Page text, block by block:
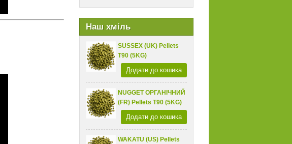
Наш хміль
SUSSEX (UK) Pellets
T90 (5KG)
Додати до кошика
NUGGET ОРГАНІЧНИЙ
(FR) Pellets T90 (5KG)
Додати до кошика
WAKATU (US) Pellets